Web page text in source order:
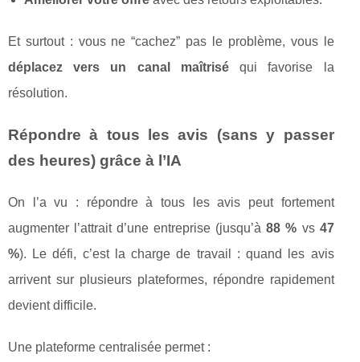
Et surtout : vous ne “cachez” pas le problème, vous le
déplacez vers un canal maîtriséqui favorise la
résolution.
Répondre à tous les avis (sans y passer
des heures) grâce à l’IA
On l’a vu : répondre à tous les avis peut fortement
augmenter l’attrait d’une entreprise (jusqu’à88 % vs 47
%). Le défi, c’est la charge de travail : quand les avis
arrivent sur plusieurs plateformes, répondre rapidement
devient difficile.
Une plateforme centralisée permet :